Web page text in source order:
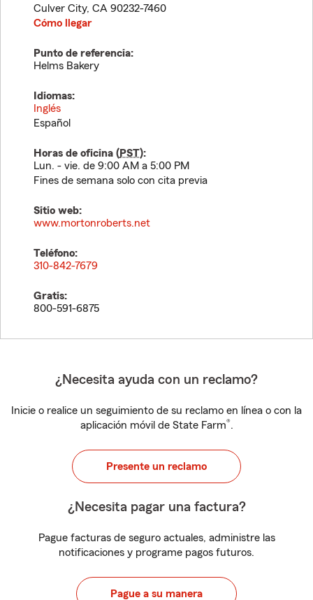
Culver City, CA 90232-7460
Cómo llegar
Punto de referencia:
Helms Bakery
Idiomas:
Inglés
Español
Horas de oficina (PST):
Lun. - vie. de 9:00 AM a 5:00 PM
Fines de semana solo con cita previa
Sitio web:
www.mortonroberts.net
Teléfono:
310-842-7679
Gratis:
800-591-6875
¿Necesita ayuda con un reclamo?
Inicie o realice un seguimiento de su reclamo en línea o con la
aplicación móvil de State Farm®.
Presente un reclamo
¿Necesita pagar una factura?
Pague facturas de seguro actuales, administre las
notificaciones y programe pagos futuros.
Pague a su manera